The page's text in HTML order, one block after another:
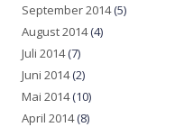
September 2014(5)
August 2014(4)
Juli 2014(7)
Juni 2014(2)
Mai 2014(10)
April 2014(8)